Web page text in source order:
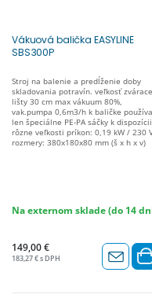
Vákuová balička EASYLINE
SBS300P
Stroj na balenie a predĺženie doby
skladovania potravín. veľkosť
lišty 30 cm max vákuum 80%,
vak.pumpa 0,6m3/h k baličke
len špeciálne PE-PA sáčky k dispozícii
rôzne veľkosti príkon: 0,19 kW / 230
rozmery: 380x180x80 mm (š x h x v)
Na externom sklade (do 14
149,00 €
183,27 € s DPH